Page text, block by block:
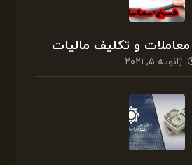
معاملات و تکلیف مالیات
ژانویه ۵, ۲۰۲۱